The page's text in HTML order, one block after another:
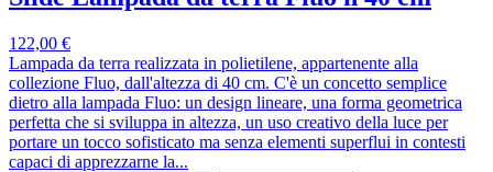
122,00 €
Lampada da terra realizzata in polietilene, appartenente alla
collezione Fluo, dall'altezza di 40 cm. C'è un concetto semplice
dietro alla lampada Fluo: un design lineare, una forma geometrica
perfetta che si sviluppa in altezza, un uso creativo della luce per
portare un tocco sofisticato ma senza elementi superflui in contesti
capaci di apprezzarne la...